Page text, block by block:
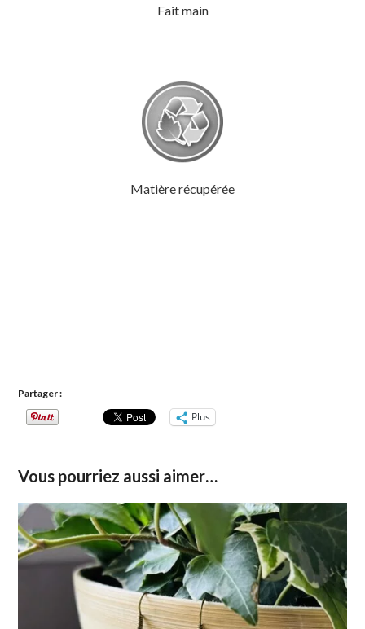
Fait main
Matière récupérée
Partager :
Plus
Vous pourriez aussi aimer…